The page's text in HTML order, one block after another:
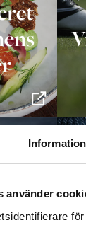
Information
använder